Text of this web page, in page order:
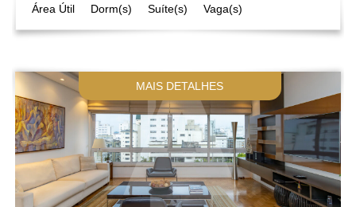
Área Útil
Dorm(s)
Suíte(s)
Vaga(s)
MAIS DETALHES